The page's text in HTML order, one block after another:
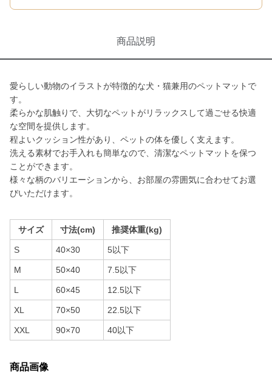
商品説明
愛らしい動物のイラストが特徴的な犬・猫兼用のペットマットで
す。
柔らかな肌触りで、大切なペットがリラックスして過ごせる快適
な空間を提供します。
程よいクッション性があり、ペットの体を優しく支えます。
洗える素材でお手入れも簡単なので、清潔なペットマットを保つ
ことができます。
様々な柄のバリエーションから、お部屋の雰囲気に合わせてお選
びいただけます。
サイズ 寸法(cm) 推奨体重(kg)
S 40×30 5以下
M 50×40 7.5以下
L 60×45 12.5以下
XL 70×50 22.5以下
XXL 90×70 40以下
商品画像